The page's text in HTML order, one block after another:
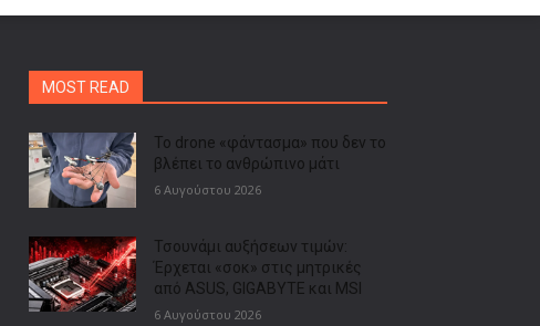
MOST READ
Το drone «φάντασμα» που δεν το
βλέπει το ανθρώπινο μάτι
6 Αυγούστου 2026
Τσουνάμι αυξήσεων τιμών:
Έρχεται «σοκ» στις μητρικές
από ASUS, GIGABYTE και MSI
6 Αυγούστου 2026